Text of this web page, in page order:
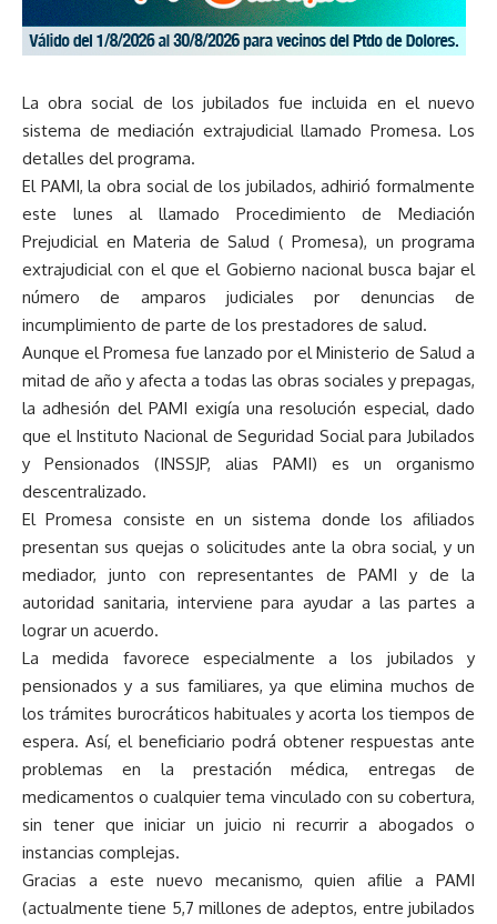
La obra social de los jubilados fue incluida en el nuevo
sistema de mediación extrajudicial llamado Promesa. Los
detalles del programa.
El PAMI, la obra social de los jubilados, adhirió formalmente
este lunes al llamado Procedimiento de Mediación
Prejudicial en Materia de Salud ( Promesa), un programa
extrajudicial con el que el Gobierno nacional busca bajar el
número de amparos judiciales por denuncias de
incumplimiento de parte de los prestadores de salud.
Aunque el Promesa fue lanzado por el Ministerio de Salud a
mitad de año y afecta a todas las obras sociales y prepagas,
la adhesión del PAMI exigía una resolución especial, dado
que el Instituto Nacional de Seguridad Social para Jubilados
y Pensionados (INSSJP, alias PAMI) es un organismo
descentralizado.
El Promesa consiste en un sistema donde los afiliados
presentan sus quejas o solicitudes ante la obra social, y un
mediador, junto con representantes de PAMI y de la
autoridad sanitaria, interviene para ayudar a las partes a
lograr un acuerdo.
La medida favorece especialmente a los jubilados y
pensionados y a sus familiares, ya que elimina muchos de
los trámites burocráticos habituales y acorta los tiempos de
espera. Así, el beneficiario podrá obtener respuestas ante
problemas en la prestación médica, entregas de
medicamentos o cualquier tema vinculado con su cobertura,
sin tener que iniciar un juicio ni recurrir a abogados o
instancias complejas.
Gracias a este nuevo mecanismo, quien afilie a PAMI
(actualmente tiene 5,7 millones de adeptos, entre jubilados